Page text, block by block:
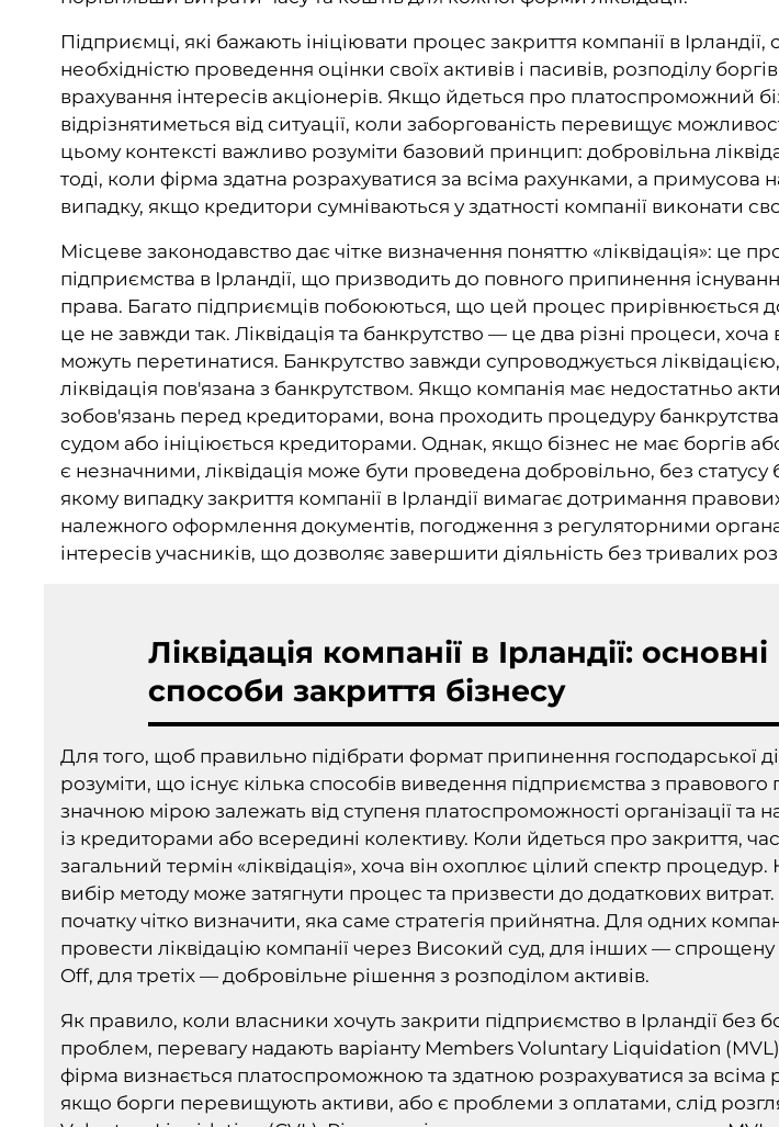
Підприємці, які бажають ініціювати процес закриття компанії в Ірландії,
необхідністю проведення оцінки своїх активів і пасивів, розподілу боргів
врахування інтересів акціонерів. Якщо йдеться про платоспроможний
відрізнятиметься від ситуації, коли заборгованість перевищує
цьому контексті важливо розуміти базовий принцип: добровільна
тоді, коли фірма здатна розрахуватися за всіма рахунками, а примусова
випадку, якщо кредитори сумніваються у здатності компанії виконати
Місцеве законодавство дає чітке визначення поняттю «ліквідація»: це
підприємства в Ірландії, що призводить до повного припинення
права. Багато підприємців побоюються, що цей процес прирівнюється
це не завжди так. Ліквідація та банкрутство — це два різні процеси,
можуть перетинатися. Банкрутство завжди супроводжується
ліквідація пов'язана з банкрутством. Якщо компанія має недостатньо
зобов'язань перед кредиторами, вона проходить процедуру
судом або ініціюється кредиторами. Однак, якщо бізнес не має боргів
є незначними, ліквідація може бути проведена добровільно, без статусу
якому випадку закриття компанії в Ірландії вимагає дотримання
належного оформлення документів, погодження з регуляторними
інтересів учасників, що дозволяє завершити діяльність без тривалих
Ліквідація компанії в Ірландії: основні
способи закриття бізнесу
Для того, щоб правильно підібрати формат припинення господарської
розуміти, що існує кілька способів виведення підприємства з правового
значною мірою залежать від ступеня платоспроможності організації та
із кредиторами або всередині колективу. Коли йдеться про закриття,
загальний термін «ліквідація», хоча він охоплює цілий спектр
вибір методу може затягнути процес та призвести до додаткових
початку чітко визначити, яка саме стратегія прийнятна. Для одних
провести ліквідацію компанії через Високий суд, для інших —
Off, для третіх — добровільне рішення з розподілом активів.
Як правило, коли власники хочуть закрити підприємство в Ірландії без
проблем, перевагу надають варіанту Members Voluntary Liquidation
фірма визнається платоспроможною та здатною розрахуватися за всіма
якщо борги перевищують активи, або є проблеми з оплатами, слід